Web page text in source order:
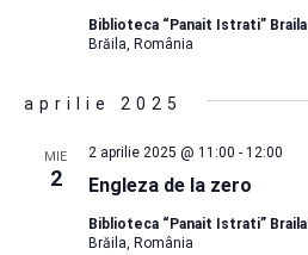
Biblioteca “Panait Istrati” Braila
Brăila, România
aprilie 2025
MIE
2 Engleza de la zero
2 aprilie 2025 @ 11:00 - 12:00
Biblioteca “Panait Istrati” Braila
Brăila, România